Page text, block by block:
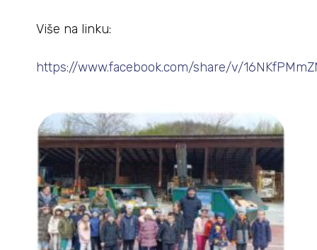
Više na linku:
https://www.facebook.com/share/v/